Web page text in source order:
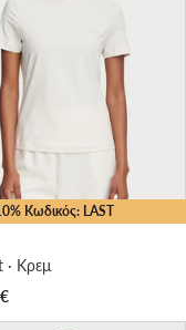
Κωδικός: LAST
· Κρεμ
€